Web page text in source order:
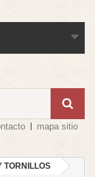
mapa sitio
TORNILLOS